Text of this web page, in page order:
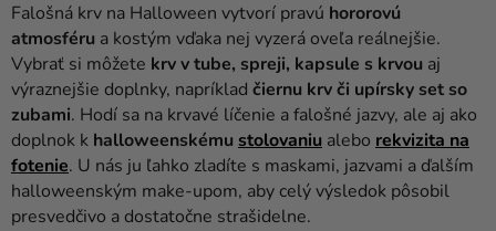
Párty
Výzdoba
a
doplnky
Karnevalové
kostýmy a
Falošná krv na Halloween vytvorí pravú hororovú
atmosféru a kostým vďaka nej vyzerá oveľa reálnejšie.
Vybrať si môžete krv v tube, spreji, kapsule s krvou aj
výraznejšie doplnky, napríklad čiernu krv či upírsky set so
zubami. Hodí sa na krvavé líčenie a falošné jazvy, ale aj ako
doplnok k halloweenskému stolovaniu alebo rekvizita na
fotenie. U nás ju ľahko zladíte s maskami, jazvami a ďalším
halloweenským make-upom, aby celý výsledok pôsobil
presvedčivo a dostatočne strašidelne.